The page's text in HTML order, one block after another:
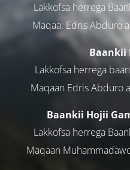
Lakkofsa herrega
Maqaa: Edris Abduro
Baankii
Lakkofsa herrega
Maqaan Edris Abduro
Baankii Hojii
Lakkofsa herrega
Maqaan